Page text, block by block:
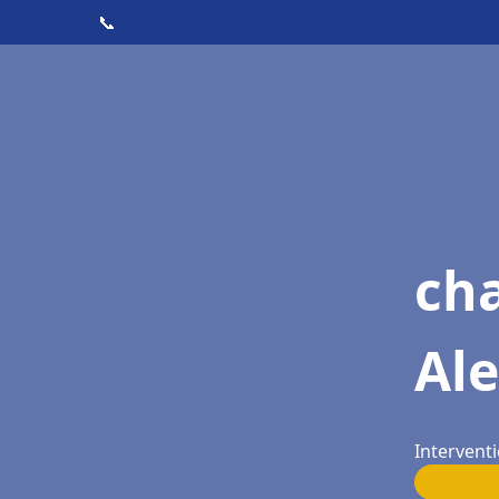
📞